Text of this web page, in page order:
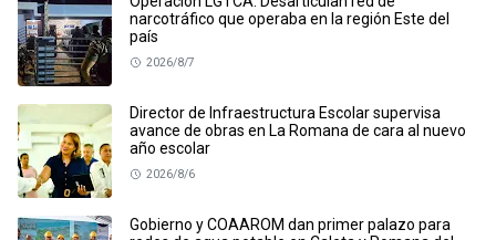
narcotráfico que operaba en la región Este del
país
2026/8/7
Director de Infraestructura Escolar supervisa
avance de obras en La Romana de cara al nuevo
año escolar
2026/8/6
Gobierno y COAAROM dan primer palazo para